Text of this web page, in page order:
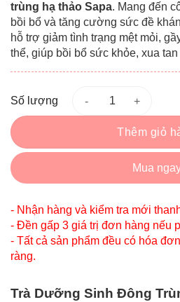
trùng hạ thảo Sapa. Mang đến
bồi bổ và tăng cường sức đề
hỗ trợ giảm tình trạng mệt mỏi,
thể, giúp bồi bổ sức khỏe, xua
Số lượng
Thêm giỏ
Mua
- Nhận hàng và kiểm tra mới
- Đền gấp 3 giá trị đơn hàng nếu
- Tất cả sản phẩm đều có hóa
ràng.
Trà Dưỡng Sinh Đông